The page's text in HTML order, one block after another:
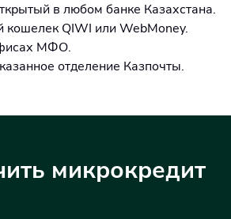
в любом банке Казахстана.
кошелек QIWI или WebMoney.
МФО.
отделение Казпочты.
микрокредит